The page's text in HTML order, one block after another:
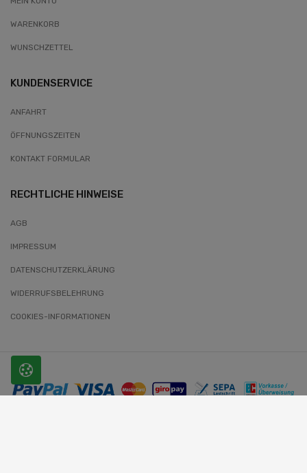
WARENKORB
WUNSCHZETTEL
KUNDENSERVICE
ANFAHRT
ÖFFNUNGSZEITEN
KONTAKT FORMULAR
RECHTLICHE HINWEISE
AGB
IMPRESSUM
DATENSCHUTZERKLÄRUNG
WIDERRUFSBELEHRUNG
COOKIES-INFORMATIONEN